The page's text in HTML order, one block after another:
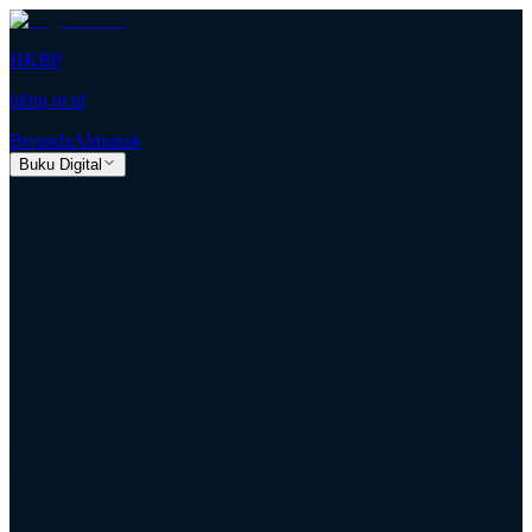
HKBP
hkbp.or.id
BerandaAlmanak
Buku Digital